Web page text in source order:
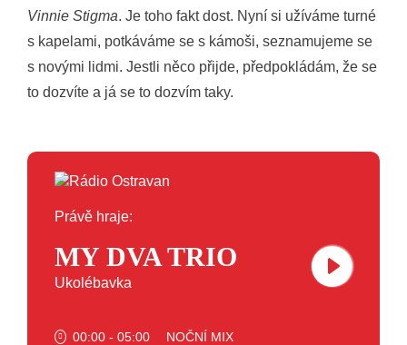
Vinnie Stigma. Je toho fakt dost. Nyní si užíváme turné
s kapelami, potkáváme se s kámoši, seznamujeme se
s novými lidmi. Jestli něco přijde, předpokládám, že se
to dozvíte a já se to dozvím taky.
Právě hraje:
MY DVA TRIO
Ukolébavka
00:00 - 05:00 NOČNÍ MIX